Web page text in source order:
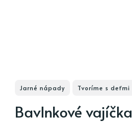
Jarné nápady Tvoríme s deťmi
Bavlnkové vajíčka